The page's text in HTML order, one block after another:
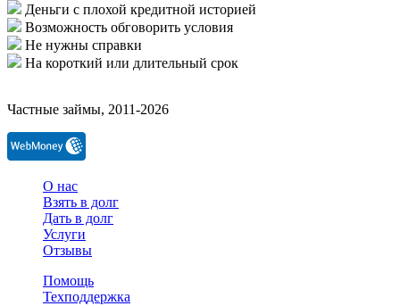
Деньги с плохой кредитной историей
Возможность обговорить условия
Не нужны справки
На короткий или длительный срок
Частные займы, 2011-2026
О нас
Взять в долг
Дать в долг
Услуги
Отзывы
Помощь
Техподдержка